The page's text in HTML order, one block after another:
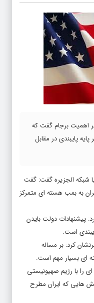
اهمیت برجام گفت که
پایه پایبندی در مقابل
شبکه الجزیره گفت: گفت
به بمب هسته ای متمرکز
پیشنهادات دولت بایدن
است.
کرد: بر مساله
ای بسیار مهم است.
را با رژیم صهیونیستی
هایی که ایران مطرح